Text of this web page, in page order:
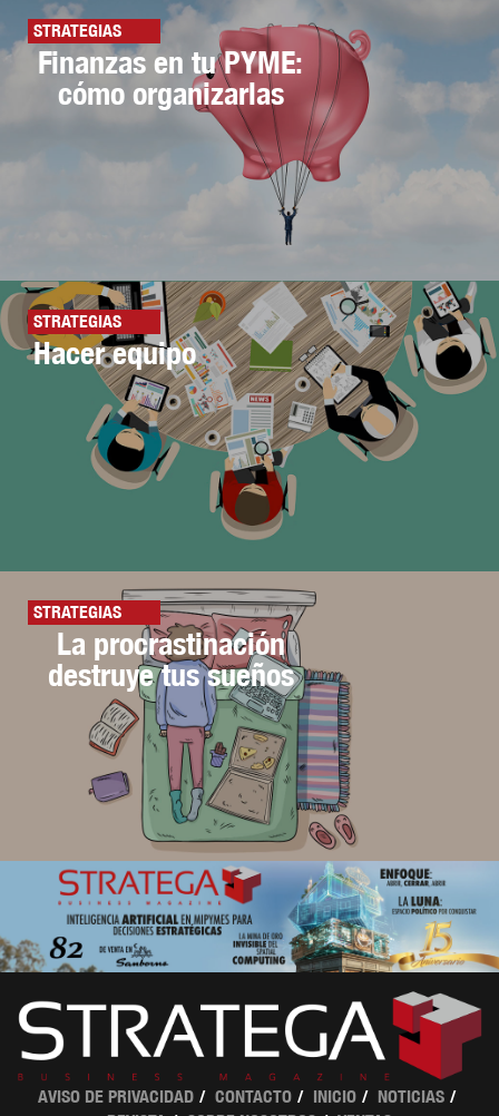
STRATEGIAS
Finanzas en tu PYME:
cómo organizarlas
STRATEGIAS
Hacer equipo
STRATEGIAS
La procrastinación
destruye tus sueños
AVISO DE PRIVACIDAD CONTACTO INICIO
NOTICIAS